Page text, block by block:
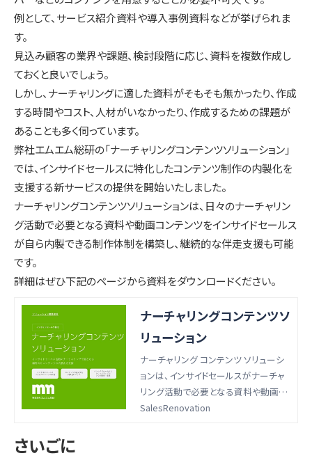
例として、サービス紹介資料や導入事例資料などが挙げられま
す。
見込み顧客の業界や課題、検討段階に応じ、資料を複数作成し
ておくと良いでしょう。
しかし、ナーチャリングに適した資料がそもそも無かったり、作成
する時間やコスト、人材がいなかったり、作成するための課題が
あることも多く伺っています。
弊社エムエム総研の「ナーチャリングコンテンツソリューション」
では、インサイドセールスに特化したコンテンツ制作の内製化を
支援する新サービスの提供を開始いたしました。
ナーチャリングコンテンツソリューションは、日々のナーチャリン
グ活動で必要となる資料や動画コンテンツをインサイドセールス
が自ら内製できる制作体制を構築し、継続的な伴走支援も可能
です。
詳細はぜひ下記のページから資料をダウンロードください。
ナーチャリングコンテンツソ
リューション
ナーチャリング コンテンツ ソリューシ
ョンは、インサイドセールスがナーチャ
リング活動で必要となる資料や動画コ
ンテンツを、インサイドセールスが自ら
SalesRenovation
さいごに